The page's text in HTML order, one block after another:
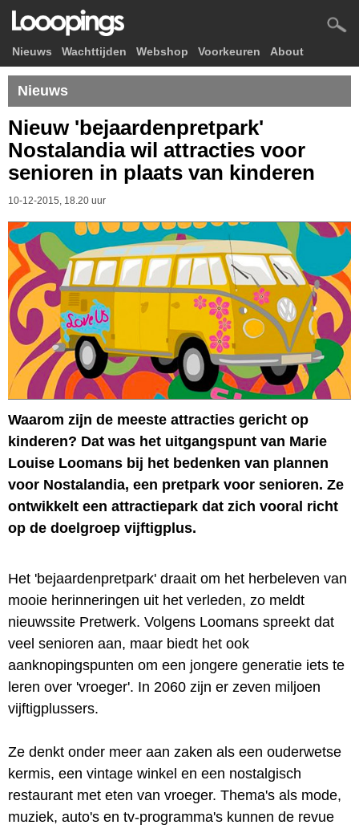
Nieuws Wachttijden Webshop Voorkeuren About
Nieuws
Nieuw 'bejaardenpretpark'
Nostalandia wil attracties voor
senioren in plaats van kinderen
10-12-2015, 18.20 uur
Waarom zijn de meeste attracties gericht op
kinderen? Dat was het uitgangspunt van Marie
Louise Loomans bij het bedenken van plannen
voor Nostalandia, een pretpark voor senioren. Ze
ontwikkelt een attractiepark dat zich vooral richt
op de doelgroep vijftigplus.
Het 'bejaardenpretpark' draait om het herbeleven van
mooie herinneringen uit het verleden, zo meldt
nieuwssite Pretwerk. Volgens Loomans spreekt dat
veel senioren aan, maar biedt het ook
aanknopingspunten om een jongere generatie iets te
leren over 'vroeger'. In 2060 zijn er zeven miljoen
vijftigplussers.
Ze denkt onder meer aan zaken als een ouderwetse
kermis, een vintage winkel en een nostalgisch
restaurant met eten van vroeger. Thema's als mode,
muziek, auto's en tv-programma's kunnen de revue